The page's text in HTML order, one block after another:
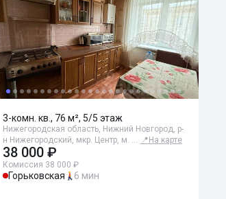
3-комн. кв., 76 м², 5/5 этаж
Нижегородская область, Нижний Новгород, р-
н Нижегородский, мкр. Центр, м. … 📍 На карте
38 000 ₽
Комиссия 38 000 ₽
Горьковская 6 мин